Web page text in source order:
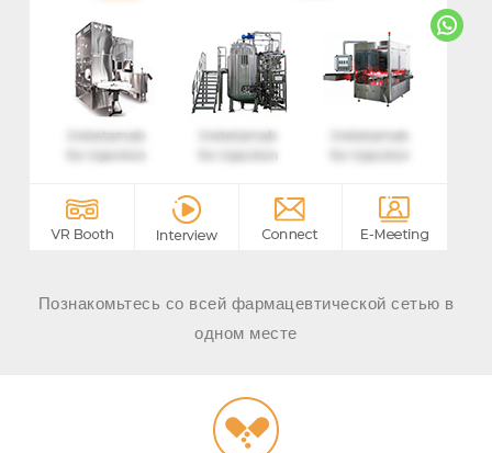
Познакомьтесь со всей фармацевтической сетью в
одном месте